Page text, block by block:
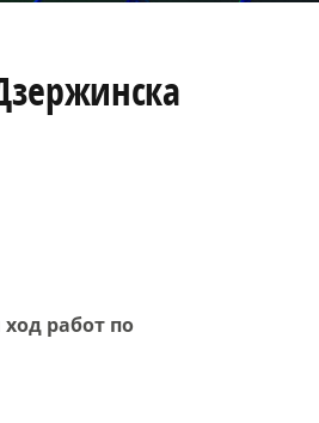
работ по